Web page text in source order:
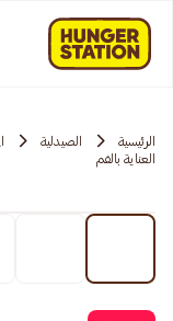
الرئيسية الصيدلية
العناية بالفم